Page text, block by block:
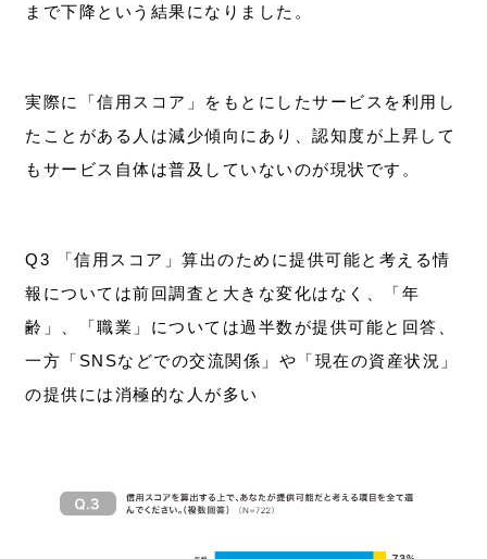
まで下降という結果になりました。
実際に「信用スコア」をもとにしたサービスを利用し
たことがある人は減少傾向にあり、認知度が上昇して
もサービス自体は普及していないのが現状です。
Q3 「信用スコア」算出のために提供可能と考える情
報については前回調査と大きな変化はなく、「年
齢」、「職業」については過半数が提供可能と回答、
一方「SNSなどでの交流関係」や「現在の資産状況」
の提供には消極的な人が多い